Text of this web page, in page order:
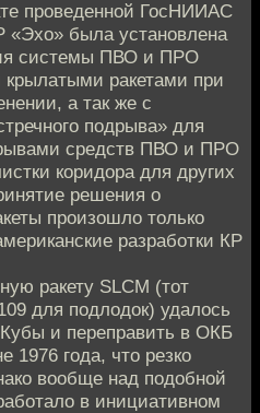
проведенной ГосНИИАС
«Эхо» была установлена
системы ПВО и ПРО
крылатыми ракетами при
а так же с
подрыва» для
средств ПВО и ПРО
коридора для других
решения о
произошло только
разработки КР
ракету SLCM (тот
для подлодок) удалось
и переправить в ОКБ
1976 года, что резко
вообще над подобной
в инициативном